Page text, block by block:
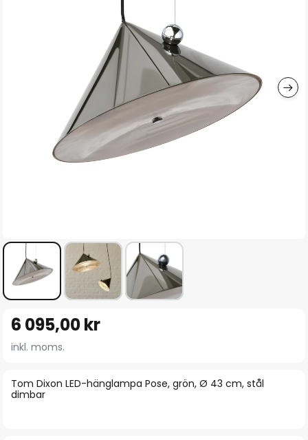
till
början
bildgalleriet
Tom Dixon LED-hänglampa Pose, grön, Ø 43 cm, stål
dimbar
6 095,00 kr
inkl. moms.